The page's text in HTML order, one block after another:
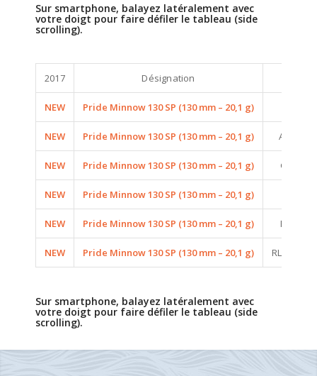
Sur smartphone, balayez latéralement avec
votre doigt pour faire défiler le tableau (side
scrolling).
2017 Désignation
NEW Pride Minnow 130 SP (130 mm – 20,1 g)
NEW Pride Minnow 130 SP (130 mm – 20,1 g) A22
NEW Pride Minnow 130 SP (130 mm – 20,1 g) G06
NEW Pride Minnow 130 SP (130 mm – 20,1 g)
NEW Pride Minnow 130 SP (130 mm – 20,1 g) RL13
NEW Pride Minnow 130 SP (130 mm – 20,1 g) RL15
Sur smartphone, balayez latéralement avec
votre doigt pour faire défiler le tableau (side
scrolling).